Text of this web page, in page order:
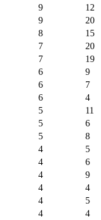
9
12
9
20
8
15
7
20
7
19
6
9
6
7
6
4
5
11
5
6
5
8
4
5
4
6
4
9
4
4
4
5
4
4